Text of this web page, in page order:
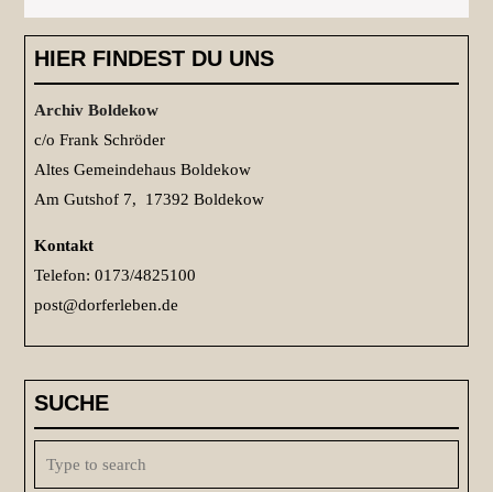
HIER FINDEST DU UNS
Archiv Boldekow
c/o Frank Schröder
Altes Gemeindehaus Boldekow
Am Gutshof 7, 17392 Boldekow
Kontakt
Telefon: 0173/4825100
post@dorferleben.de
SUCHE
for: